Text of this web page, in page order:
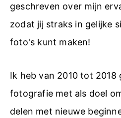
geschreven over mijn
zodat jij straks in gelijke
foto's kunt maken!
Ik heb van 2010 tot 2018
fotografie met als doel
delen met nieuwe